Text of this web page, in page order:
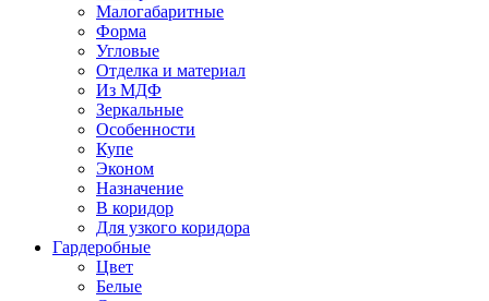
Малогабаритные
Форма
Угловые
Отделка и материал
Из МДФ
Зеркальные
Особенности
Купе
Эконом
Назначение
В коридор
Для узкого коридора
Гардеробные
Цвет
Белые